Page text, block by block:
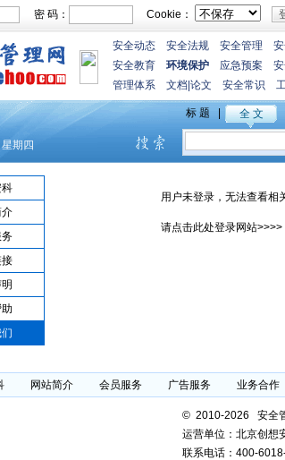
密 码： Cookie：
安全动态 安全法规 安全管理
安全教育
环境保护 应急预案
管理体系
文档 论文 安全常识
介
务
用户未登录，无法查看相
请点击此处登录网站>>>>
网站简介 会员服务 广告服务 业务合作
© 2010-2026 安全
运营单位：北京创想
联系电话： 400-